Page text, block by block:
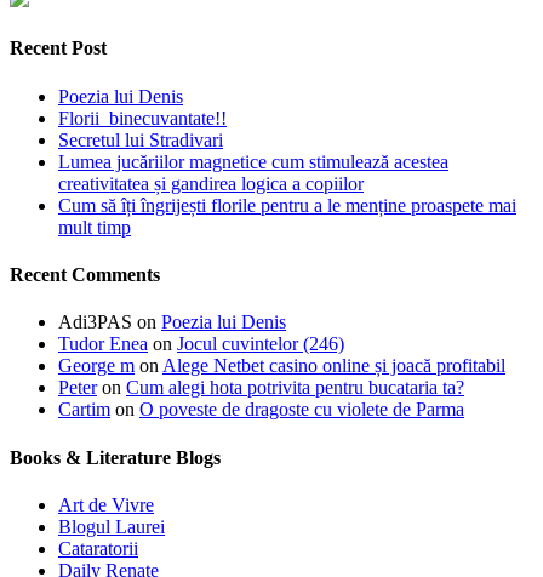
Recent Post
Poezia lui Denis
Florii binecuvantate!!
Secretul lui Stradivari
Lumea jucăriilor magnetice cum stimulează acestea
creativitatea și gandirea logica a copiilor
Cum să îți îngrijești florile pentru a le menține proaspete mai
mult timp
Recent Comments
Adi3PAS on Poezia lui Denis
Tudor Enea on Jocul cuvintelor (246)
George m on Alege Netbet casino online și joacă profitabil
Peteron Cum alegi hota potrivita pentru bucataria ta?
Cartim on O poveste de dragoste cu violete de Parma
Books & Literature Blogs
Art de Vivre
Blogul Laurei
Cataratorii
Daily Renate